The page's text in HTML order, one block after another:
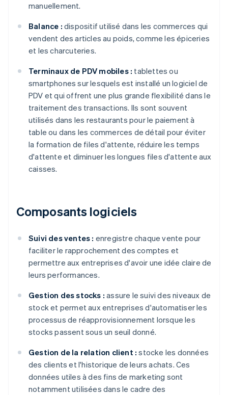
manuellement.
Balance : dispositif utilisé dans les commerces qui
vendent des articles au poids, comme les épiceries
et les charcuteries.
Terminaux de PDV mobiles : tablettes ou
smartphones sur lesquels est installé un logiciel de
PDV et qui offrent une plus grande flexibilité dans le
traitement des transactions. Ils sont souvent
utilisés dans les restaurants pour le paiement à
table ou dans les commerces de détail pour éviter
la formation de files d'attente, réduire les temps
d'attente et diminuer les longues files d'attente aux
caisses.
Composants logiciels
Suivi des ventes : enregistre chaque vente pour
faciliter le rapprochement des comptes et
permettre aux entreprises d'avoir une idée claire de
leurs performances.
Gestion des stocks : assure le suivi des niveaux de
stock et permet aux entreprises d'automatiser les
processus de réapprovisionnement lorsque les
stocks passent sous un seuil donné.
Gestion de la relation client : stocke les données
des clients et l'historique de leurs achats. Ces
données utiles à des fins de marketing sont
notamment utilisées dans le cadre des